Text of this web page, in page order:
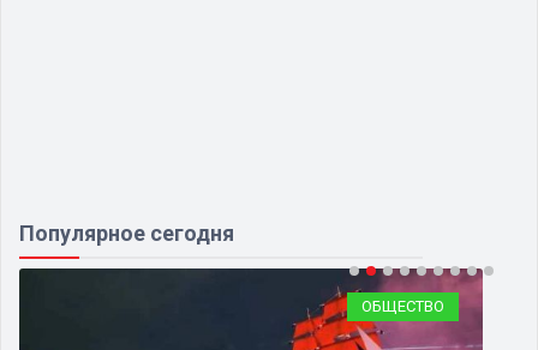
Популярное сегодня
ОБЩЕСТВО